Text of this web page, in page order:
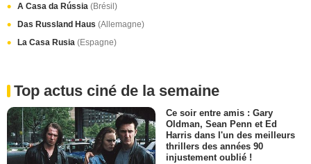
A Casa da Rússia (Brésil)
Das Russland Haus (Allemagne)
La Casa Rusia (Espagne)
Top actus ciné de la semaine
Ce soir entre amis : Gary
Oldman, Sean Penn et Ed
Harris dans l'un des meilleurs
thrillers des années 90
injustement oublié !